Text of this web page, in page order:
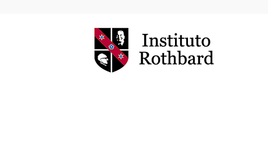
Instituto
Rothbard
Brasil